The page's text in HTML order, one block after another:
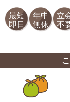
最短
即日
年中
無休
立
不